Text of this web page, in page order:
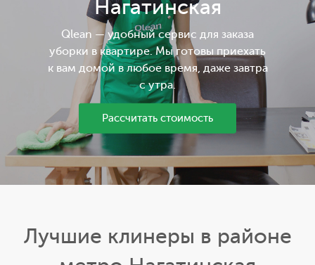
Нагатинская
Qlean — удобный сервис для заказа
уборки в квартире. Мы готовы приехать
к вам домой в любое время, даже завтра
с утра.
Рассчитать стоимость
Лучшие клинеры в районе